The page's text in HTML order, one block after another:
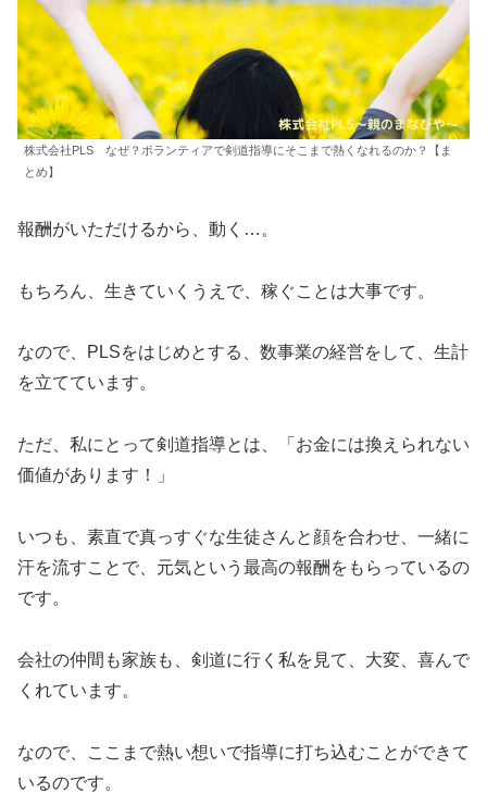
株式会社PLS なぜ？ボランティアで剣道指導にそこまで熱くなれるのか？【ま
とめ】
報酬がいただけるから、動く…。
もちろん、生きていくうえで、稼ぐことは大事です。
なので、PLSをはじめとする、数事業の経営をして、生計
を立てています。
ただ、私にとって剣道指導とは、「お金には換えられない
価値があります！」
いつも、素直で真っすぐな生徒さんと顔を合わせ、一緒に
汗を流すことで、元気という最高の報酬をもらっているの
です。
会社の仲間も家族も、剣道に行く私を見て、大変、喜んで
くれています。
なので、ここまで熱い想いで指導に打ち込むことができて
いるのです。